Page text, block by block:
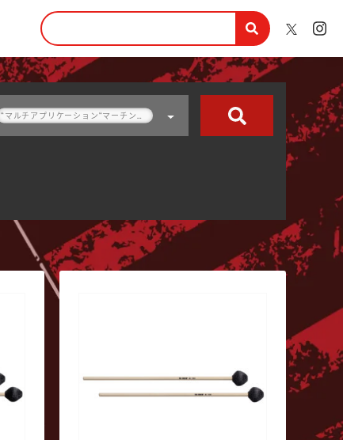
“マルチアプリケーション“マーチング・ビブラフォンマレット